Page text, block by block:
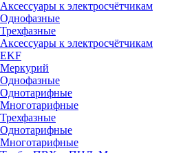
Аксессуары к электросчётчикам
Однофазные
Трехфазные
Аксессуары к электросчётчикам
EKF
Меркурий
Однофазные
Однотарифные
Многотарифные
Трехфазные
Однотарифные
Многотарифные